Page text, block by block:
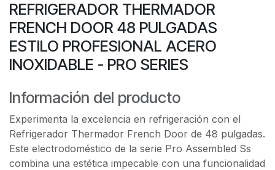
REFRIGERADOR THERMADOR
FRENCH DOOR 48 PULGADAS
ESTILO PROFESIONAL ACERO
INOXIDABLE - PRO SERIES
Información del producto
Experimenta la excelencia en refrigeración con el
Refrigerador Thermador French Door de 48 pulgadas.
Este electrodoméstico de la serie Pro Assembled Ss
combina una estética impecable con una funcionalidad